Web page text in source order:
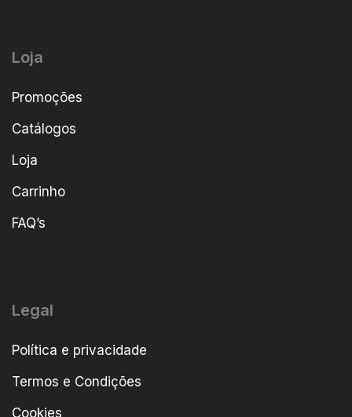
Loja
Promoções
Catálogos
Loja
Carrinho
FAQ’s
Legal
Política e privacidade
Termos e Condições
Cookies